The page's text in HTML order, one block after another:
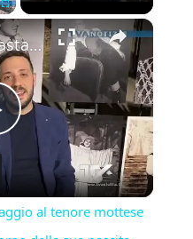
Fullscreen ×
Video
Motta Sant'Anastasia. L'omaggio al tenore mottese Giuseppe Di Stefano nel giorno della sua nascita.
al tenore mottese